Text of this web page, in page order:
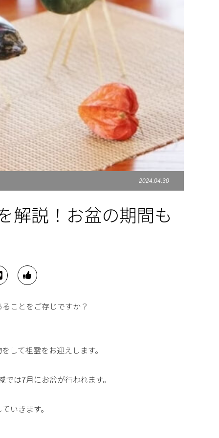
2024.04.30
解説！お盆の期間も
ことをご存じですか？
して祖霊をお迎えします。
は7月にお盆が行われます。
いきます。